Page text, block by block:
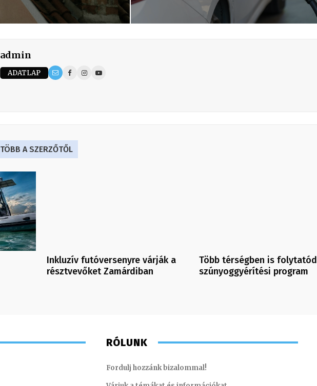
admin
ADATLAP
TÖBB A SZERZŐTŐL
Inkluzív futóversenyre várják a
résztvevőket Zamárdiban
Több térségben is
szúnyoggyérítési program
RÓLUNK
Fordulj hozzánk bizalommal!